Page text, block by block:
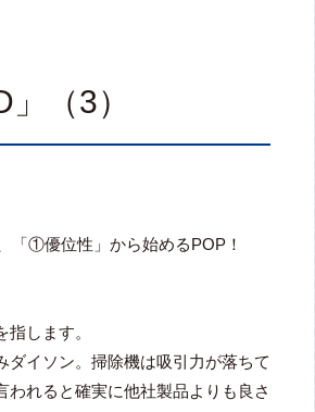
（3）
「①優位性」から始めるPOP！
します。
イソン。掃除機は吸引力が落ちて
れると確実に他社製品よりも良さ